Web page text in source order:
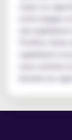
soyez un
notre équipe
une
Profitez d'une
supérieure à
nous sommes
besoins en